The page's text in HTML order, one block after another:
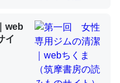
大量に使う脊椎動物と貝
だと殻を無くしてナメク
web
イ